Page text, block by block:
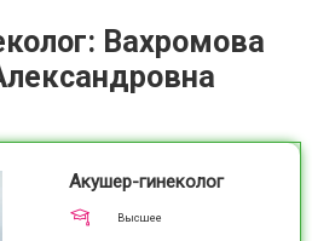
Вахромова
Акушер-гинеколог
Высшее